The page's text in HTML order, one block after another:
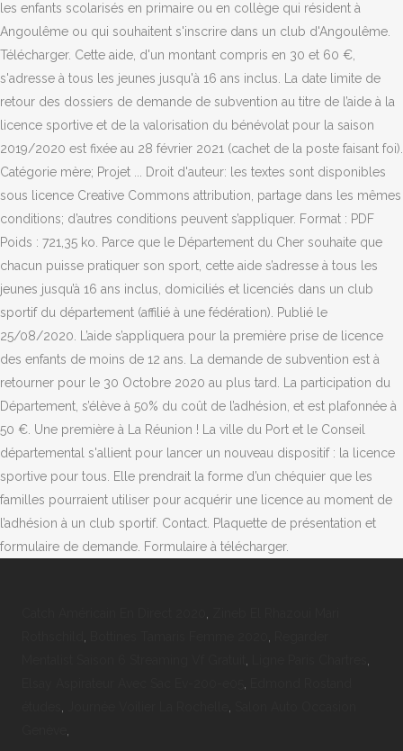
les enfants scolarisés en primaire ou en collège qui résident à
Angoulême ou qui souhaitent s'inscrire dans un club d'Angoulême.
Télécharger. Cette aide, d'un montant compris en 30 et 60 €,
s'adresse à tous les jeunes jusqu'à 16 ans inclus. La date limite de
retour des dossiers de demande de subvention au titre de l’aide à la
licence sportive et de la valorisation du bénévolat pour la saison
2019/2020 est fixée au 28 février 2021 (cachet de la poste faisant foi).
Catégorie mère; Projet ... Droit d'auteur: les textes sont disponibles
sous licence Creative Commons attribution, partage dans les mêmes
conditions; d’autres conditions peuvent s’appliquer. Format : PDF
Poids : 721,35 ko. Parce que le Département du Cher souhaite que
chacun puisse pratiquer son sport, cette aide s’adresse à tous les
jeunes jusqu’à 16 ans inclus, domiciliés et licenciés dans un club
sportif du département (affilié à une fédération). Publié le
25/08/2020. L’aide s’appliquera pour la première prise de licence
des enfants de moins de 12 ans. La demande de subvention est à
retourner pour le 30 Octobre 2020 au plus tard. La participation du
Département, s’élève à 50% du coût de l’adhésion, et est plafonnée à
50 €. Une première à La Réunion ! La ville du Port et le Conseil
départemental s'allient pour lancer un nouveau dispositif : la licence
sportive pour tous. Elle prendrait la forme d’un chéquier que les
familles pourraient utiliser pour acquérir une licence au moment de
l’adhésion à un club sportif. Contact. Plaquette de présentation et
formulaire de demande. Formulaire à télécharger.